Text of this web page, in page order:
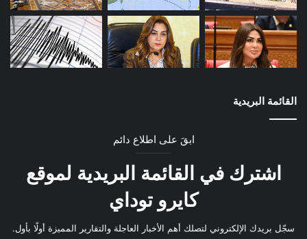
القائمة البريدية
ابقَ على اطلاع دائم
اشترك في القائمة البريدية لموقع
كايرو توداي
سجّل بريدك الإلكتروني لتصلك أهم الأخبار العاجلة والتقارير المميزة أولًا بأول.